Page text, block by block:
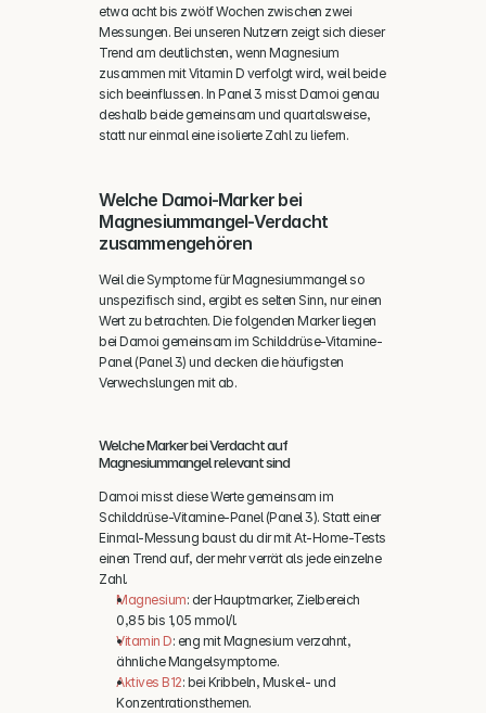
etwa acht bis zwölf Wochen zwischen zwei
Messungen. Bei unseren Nutzern zeigt sich dieser
Trend am deutlichsten, wenn Magnesium
zusammen mit Vitamin D verfolgt wird, weil beide
sich beeinflussen. In Panel 3 misst Damoi genau
deshalb beide gemeinsam und quartalsweise,
statt nur einmal eine isolierte Zahl zu liefern.
Welche Damoi-Marker bei
Magnesiummangel-Verdacht
zusammengehören
Weil die Symptome für Magnesiummangel so
unspezifisch sind, ergibt es selten Sinn, nur einen
Wert zu betrachten. Die folgenden Marker liegen
bei Damoi gemeinsam im Schilddrüse-Vitamine-
Panel (Panel 3) und decken die häufigsten
Verwechslungen mit ab.
Welche Marker bei Verdacht auf
Magnesiummangel relevant sind
Damoi misst diese Werte gemeinsam im
Schilddrüse-Vitamine-Panel (Panel 3). Statt einer
Einmal-Messung baust du dir mit At-Home-Tests
einen Trend auf, der mehr verrät als jede einzelne
Zahl.
Magnesium: der Hauptmarker, Zielbereich
0,85 bis 1,05 mmol/l.
Vitamin D: eng mit Magnesium verzahnt,
ähnliche Mangelsymptome.
Aktives B12: bei Kribbeln, Muskel- und
Konzentrationsthemen.